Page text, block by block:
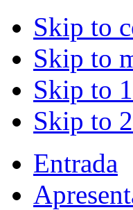
Skip to
Skip to
Skip to
Skip to
Entrada